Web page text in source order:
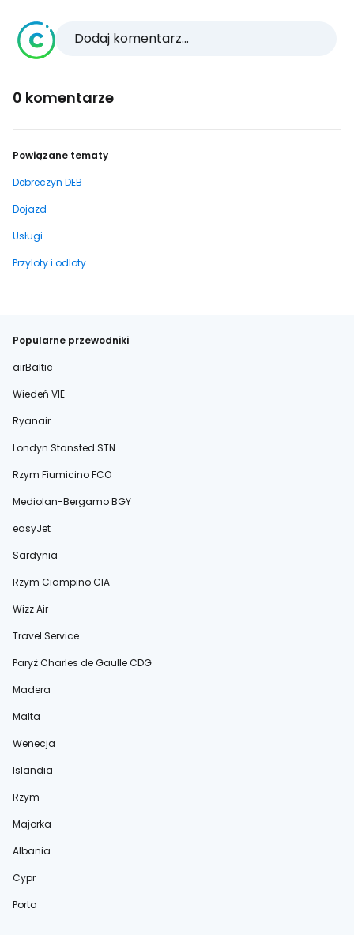
Dodaj komentarz...
0 komentarze
Powiązane tematy
Debreczyn DEB
Dojazd
Usługi
Przyloty i odloty
Popularne przewodniki
airBaltic
Wiedeń VIE
Ryanair
Londyn Stansted STN
Rzym Fiumicino FCO
Mediolan-Bergamo BGY
easyJet
Sardynia
Rzym Ciampino CIA
Wizz Air
Travel Service
Paryż Charles de Gaulle CDG
Madera
Malta
Wenecja
Islandia
Rzym
Majorka
Albania
Cypr
Porto